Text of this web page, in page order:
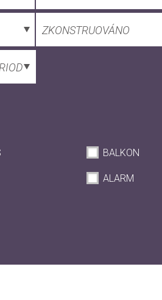
ZKONSTRUOVÁNO
BALKON
ALARM